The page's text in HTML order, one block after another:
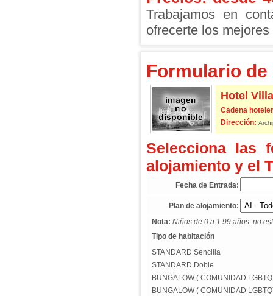
Trabajamos en
ofrecerte los
Formulario
Hotel
Cadena
Dirección:
Selecciona las
alojamiento y el
Fecha de Entrada:
Plan de alojamiento:
Nota: Niños de 0 a 1.99 años: no
Tipo de habitación
STANDARD Sencilla
STANDARD Doble
BUNGALOW ( COMUNIDAD
BUNGALOW ( COMUNIDAD